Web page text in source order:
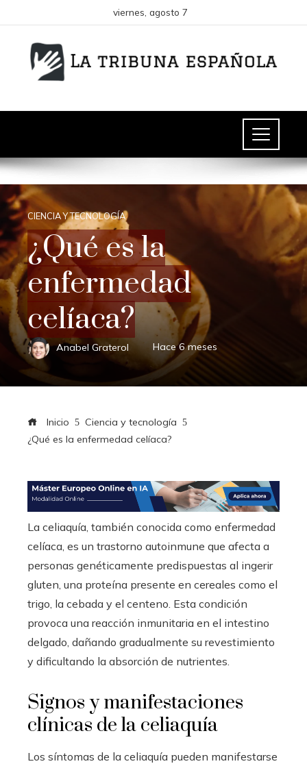
viernes, agosto 7
CIENCIA Y TECNOLOGÍA
¿Qué es la
enfermedad
celíaca?
Anabel Graterol Hace 6 meses
Inicio
Ciencia y tecnología
¿Qué es la enfermedad celíaca?
La celiaquía, también conocida como enfermedad
celíaca, es un trastorno autoinmune que afecta a
personas genéticamente predispuestas al ingerir
gluten, una proteína presente en cereales como el
trigo, la cebada y el centeno. Esta condición
provoca una reacción inmunitaria en el intestino
delgado, dañando gradualmente su revestimiento
y dificultando la absorción de nutrientes.
Signos y manifestaciones
clínicas de la celiaquía
Los síntomas de la celiaquía pueden manifestarse